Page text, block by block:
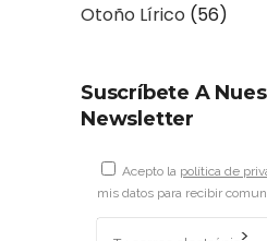
Otoño Lírico (56)
Suscríbete A
Newsletter
Acepto la política de
mis datos para recibir